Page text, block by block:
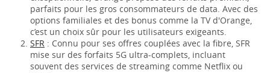
parfaits pour les gros consommateurs de data. Avec des
options familiales et des bonus comme la TV d'Orange,
c’est un choix sûr pour les utilisateurs exigeants.
SFR : Connu pour ses offres couplées avec la fibre, SFR
mise sur des forfaits 5G ultra-complets, incluant
souvent des services de streaming comme Netflix ou